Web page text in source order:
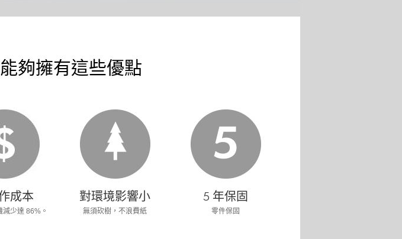
夠擁有這些優點
成本
減少達 86%。
對環境影響小
無須砍樹，不浪費紙
5 年保固
零件保固